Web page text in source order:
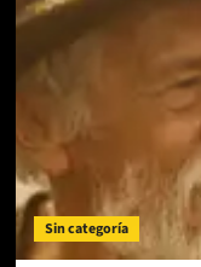
Sin categoría